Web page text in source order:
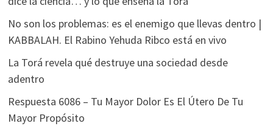
No son los problemas: es el enemigo que llevas dentro |
KABBALAH. El Rabino Yehuda Ribco está en vivo
La Torá revela qué destruye una sociedad desde
adentro
Respuesta 6086 – Tu Mayor Dolor Es El Útero De Tu
Mayor Propósito